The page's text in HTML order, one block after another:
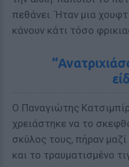
πεθάνει. Ήταν μια
κάνουν κάτι τόσο
Ο Παναγιώτης
χρειάστηκε να το
σκύλος τους, πήραν
και το τραυματισμένο